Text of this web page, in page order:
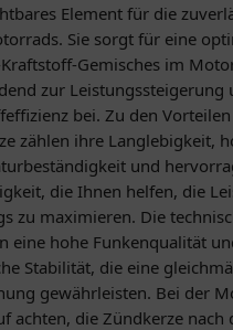
Element für die
Sie sorgt für eine
Gemisches im
zur Leistungssteigerung
bei. Zu den
zählen ihre Langlebigkeit,
und
die Ihnen helfen, die
zu maximieren. Die
eine hohe Funkenqualität
Stabilität, die eine
gewährleisten. Bei der
achten, die Zündkerze nach